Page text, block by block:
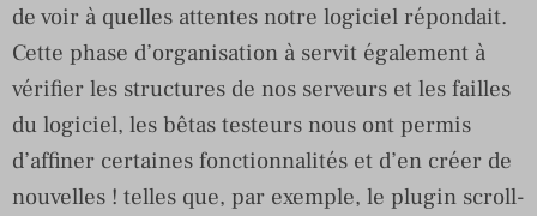
de voir à quelles attentes notre logiciel répondait.
Cette phase d’organisation à servit également à
vérifier les structures de nos serveurs et les failles
du logiciel, les bêtas testeurs nous ont permis
d’affiner certaines fonctionnalités et d’en créer de
nouvelles ! telles que, par exemple, le plugin scroll-